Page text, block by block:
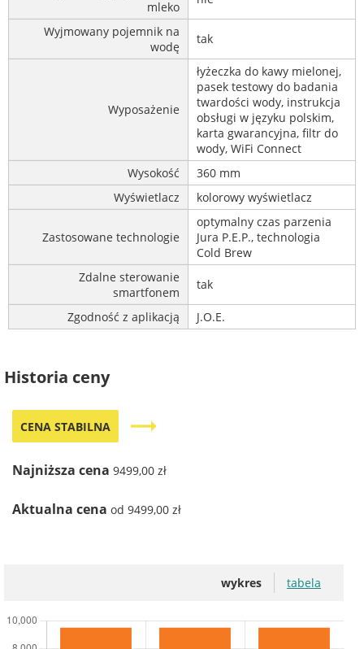
mleko
Wyjmowany pojemnik na
wodę
tak
Wyposażenie
łyżeczka do kawy mielonej,
pasek testowy do badania
twardości wody, instrukcja
obsługi w języku polskim,
karta gwarancyjna, filtr do
wody, WiFi Connect
Wysokość
360 mm
Wyświetlacz
kolorowy wyświetlacz
Zastosowane technologie
optymalny czas parzenia
Jura P.E.P., technologia
Cold Brew
Zdalne sterowanie
smartfonem
tak
Zgodność z aplikacją J.O.E.
Historia ceny
CENA STABILNA trending_flat
Najniższa cena 9499,00 zł
Aktualna cena od 9499,00 zł
wykres tabela